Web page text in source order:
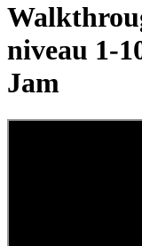
niveau 1-
Jam